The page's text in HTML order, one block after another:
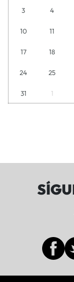
3 4
10 11
17 18
24 25
31 1